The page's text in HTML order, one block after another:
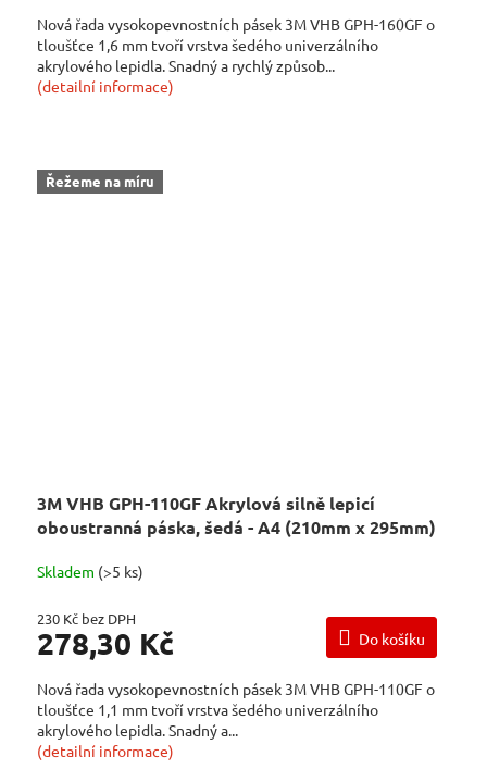
Nová řada vysokopevnostních pásek 3M VHB GPH-160GF o
tloušťce 1,6 mm tvoří vrstva šedého univerzálního
akrylového lepidla. Snadný a rychlý způsob...
(detailní informace)
Řežeme na míru
3M VHB GPH-110GF Akrylová silně lepicí
oboustranná páska, šedá - A4 (210mm x 295mm)
Skladem (>5 ks)
230 Kč bez DPH
278,30 Kč Do košíku
Nová řada vysokopevnostních pásek 3M VHB GPH-110GF o
tloušťce 1,1 mm tvoří vrstva šedého univerzálního
akrylového lepidla. Snadný a...
(detailní informace)